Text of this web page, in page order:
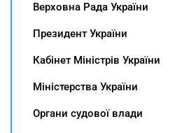
Верховна Рада України
Президент України
Кабінет Міністрів України
Міністерства України
Органи судової влади